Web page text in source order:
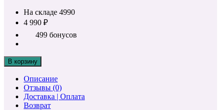
На складе 4990
4 990 ₽
499 бонусов
В корзину
Описание
Отзывы (0)
Доставка | Оплата
Возврат